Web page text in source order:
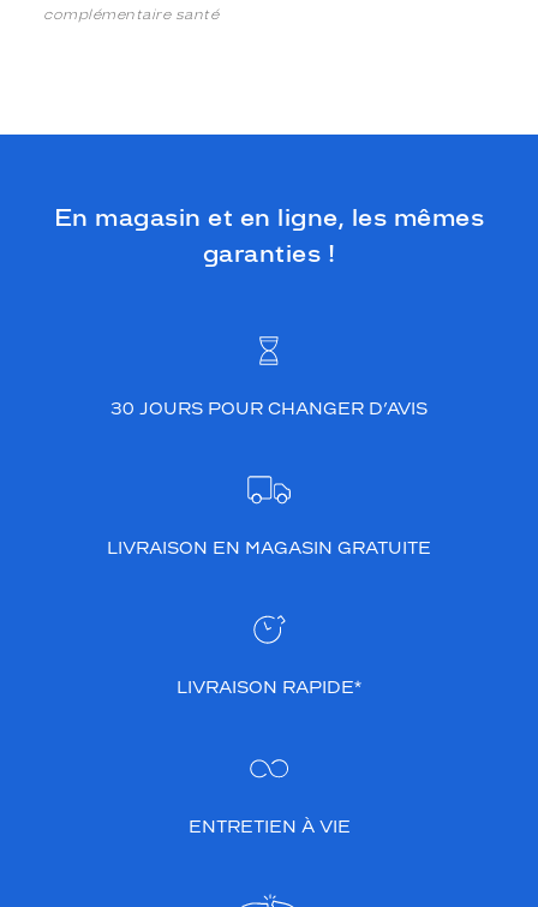
complémentaire santé
En magasin et en ligne, les mêmes
garanties !
30 JOURS POUR CHANGER D’AVIS
LIVRAISON EN MAGASIN GRATUITE
LIVRAISON RAPIDE*
ENTRETIEN À VIE